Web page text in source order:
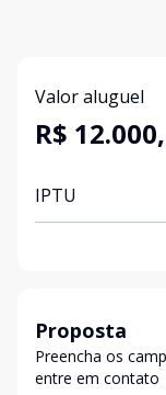
Valor aluguel
R$
IPTU
Proposta
Preencha os
entre em contato